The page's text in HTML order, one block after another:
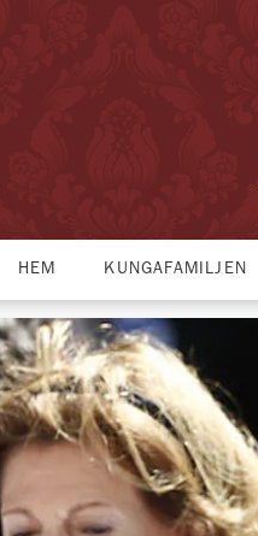
HEM KUNGAFAMILJEN